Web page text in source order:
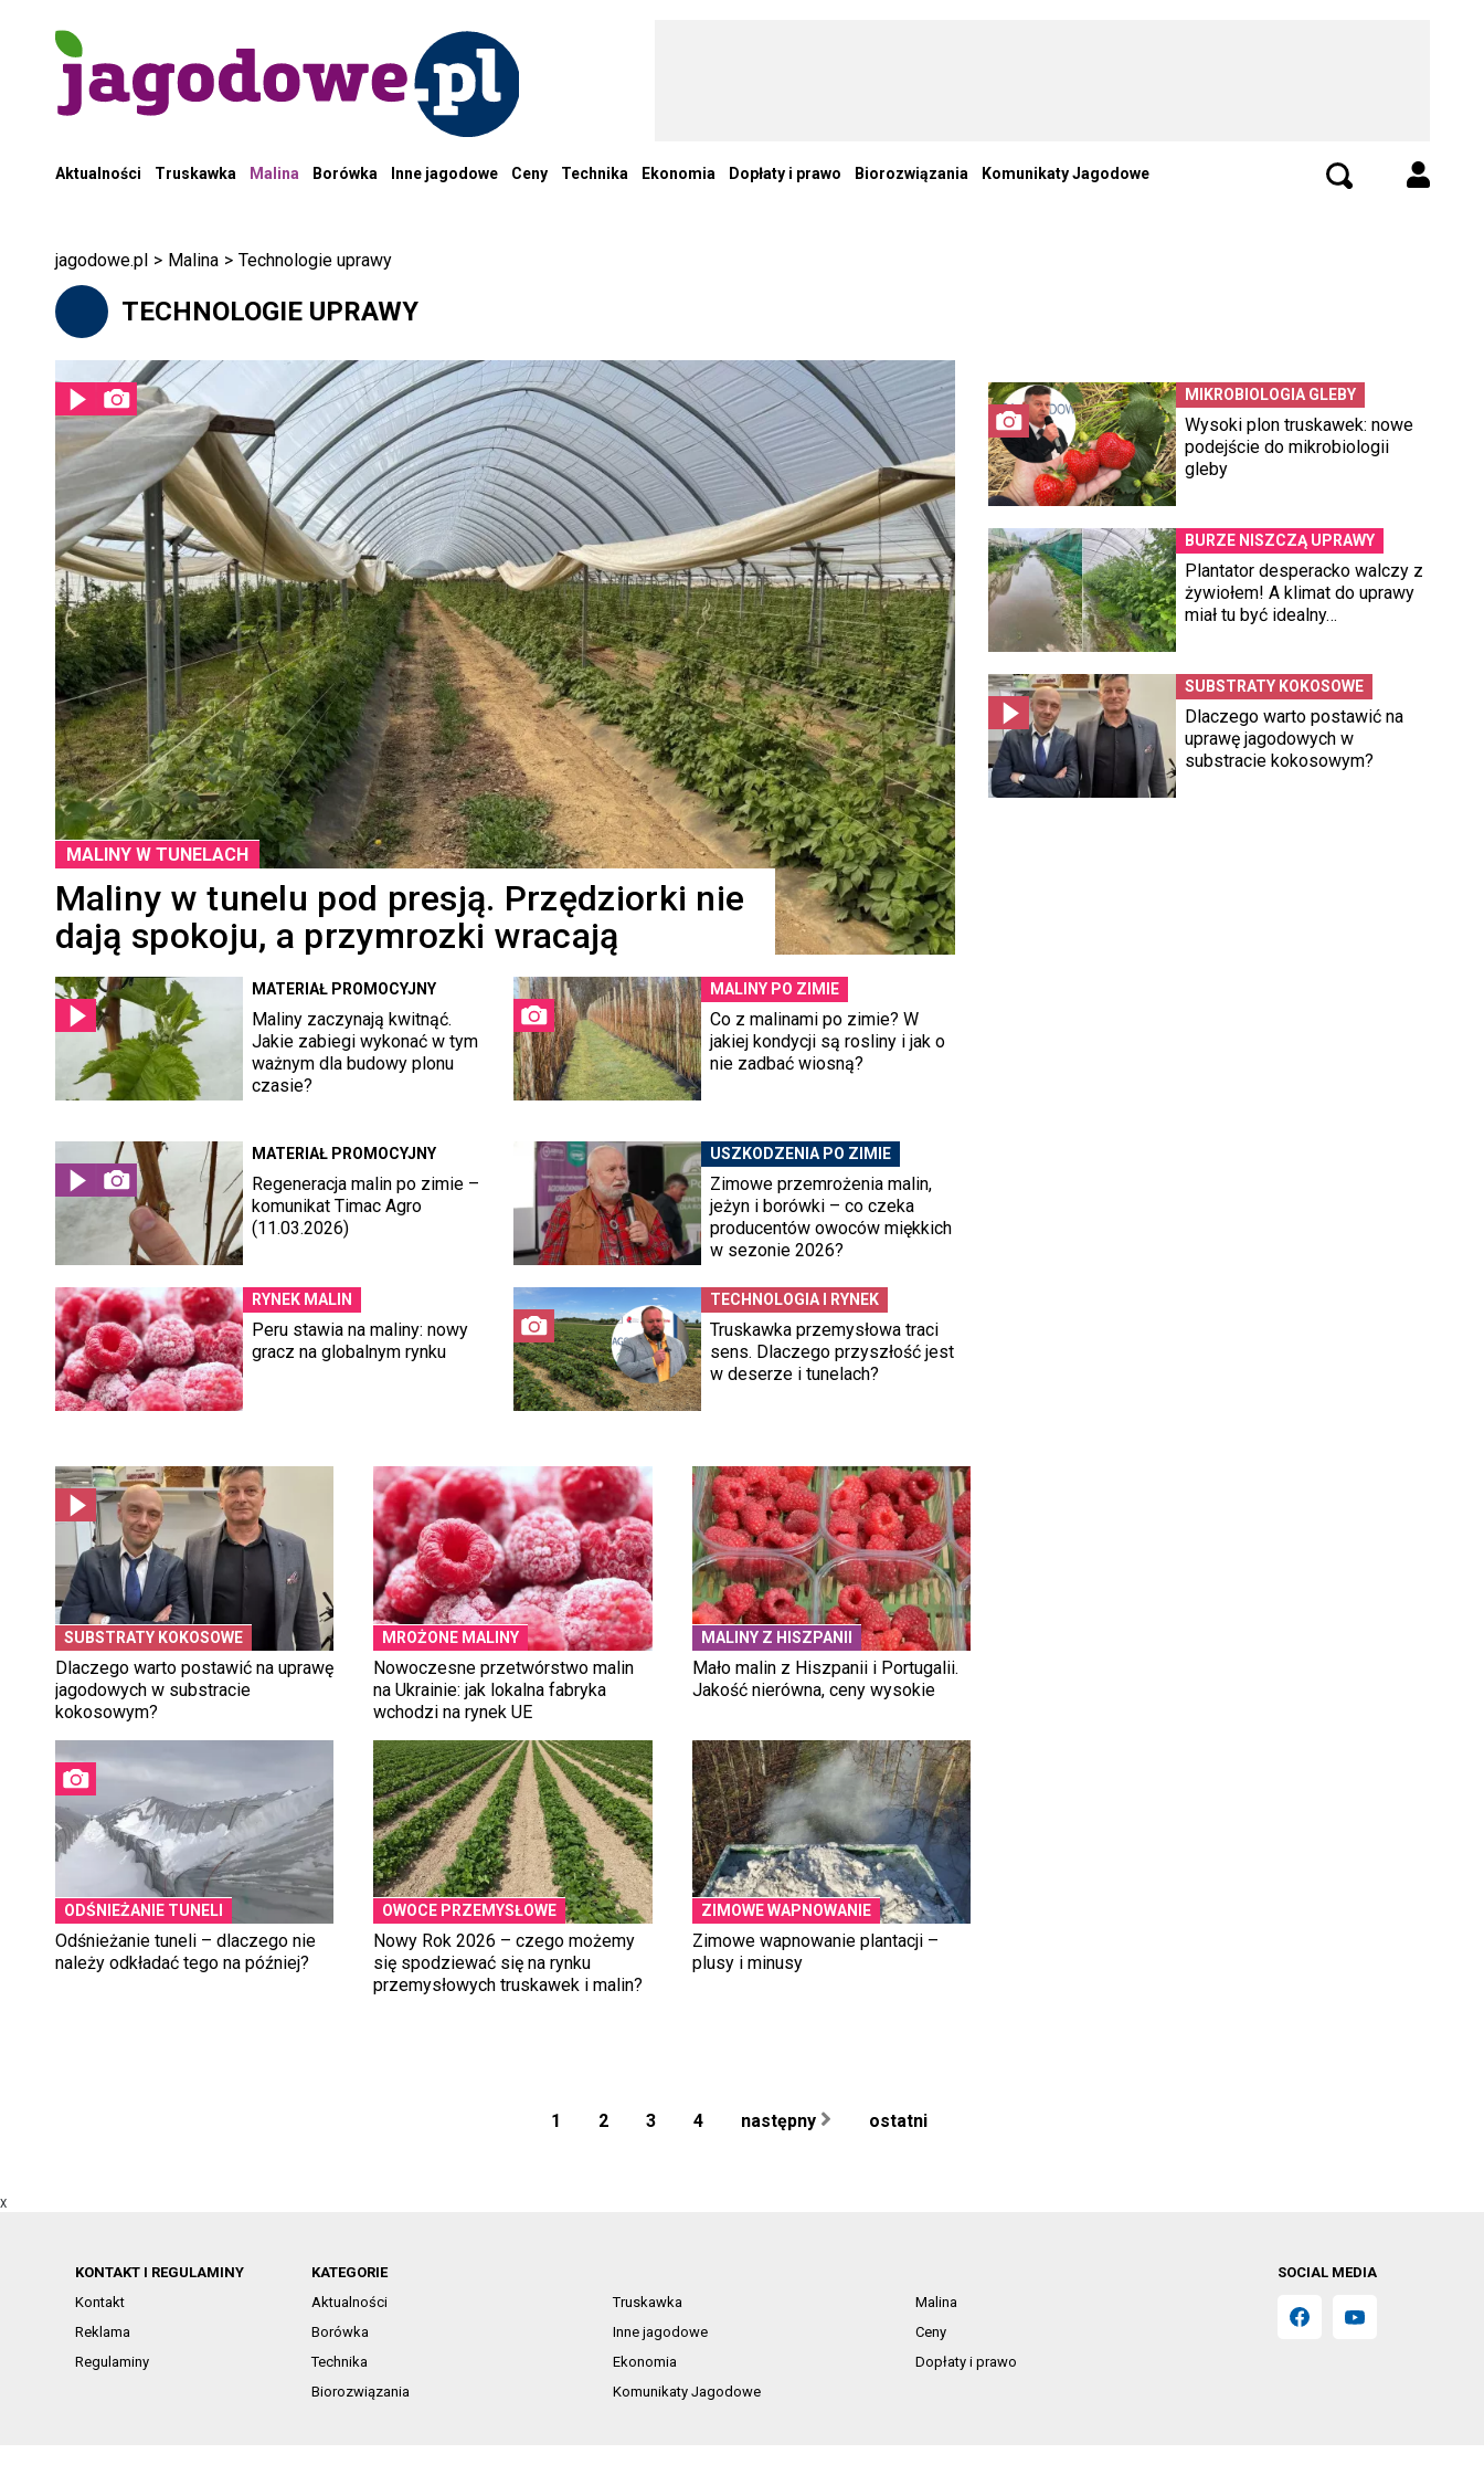
Aktualności Truskawka Malina Borówka Inne jagodowe Ceny Technika Ekonomia Dopłaty i prawo Biorozwiązania Komunikaty Jagodowe
jagodowe.pl > Malina > Technologie uprawy
TECHNOLOGIE UPRAWY
MALINY W TUNELACH
Maliny w tunelu pod presją. Przędziorki nie
dają spokoju, a przymrozki wracają
MATERIAŁ PROMOCYJNY
Maliny zaczynają kwitnąć.
Jakie zabiegi wykonać w tym
ważnym dla budowy plonu
czasie?
MALINY PO ZIMIE
Co z malinami po zimie? W
jakiej kondycji są rosliny i jak o
nie zadbać wiosną?
MATERIAŁ PROMOCYJNY
Regeneracja malin po zimie –
komunikat Timac Agro
(11.03.2026)
USZKODZENIA PO ZIMIE
Zimowe przemrożenia malin,
jeżyn i borówki – co czeka
producentów owoców miękkich
w sezonie 2026?
RYNEK MALIN
Peru stawia na maliny: nowy
gracz na globalnym rynku
TECHNOLOGIA I RYNEK
Truskawka przemysłowa traci
sens. Dlaczego przyszłość jest
w deserze i tunelach?
MIKROBIOLOGIA GLEBY
Wysoki plon truskawek: nowe
podejście do mikrobiologii
gleby
BURZE NISZCZĄ UPRAWY
Plantator desperacko walczy z
żywiołem! A klimat do uprawy
miał tu być idealny…
SUBSTRATY KOKOSOWE
Dlaczego warto postawić na
uprawę jagodowych w
substracie kokosowym?
SUBSTRATY KOKOSOWE
Dlaczego warto postawić na uprawę
jagodowych w substracie
kokosowym?
MROŻONE MALINY
Nowoczesne przetwórstwo malin
na Ukrainie: jak lokalna fabryka
wchodzi na rynek UE
MALINY Z HISZPANII
Mało malin z Hiszpanii i Portugalii.
Jakość nierówna, ceny wysokie
ODŚNIEŻANIE TUNELI
Odśnieżanie tuneli – dlaczego nie
należy odkładać tego na później?
OWOCE PRZEMYSŁOWE
Nowy Rok 2026 – czego możemy
się spodziewać się na rynku
przemysłowych truskawek i malin?
ZIMOWE WAPNOWANIE
Zimowe wapnowanie plantacji –
plusy i minusy
1 2 3 4 następny ostatni
X
KONTAKT I REGULAMINY
Kontakt
Reklama
Regulaminy
KATEGORIE
Aktualności
Truskawka
Malina
Borówka
Inne jagodowe
Ceny
Technika
Ekonomia
Dopłaty i prawo
Biorozwiązania
Komunikaty Jagodowe
SOCIAL MEDIA